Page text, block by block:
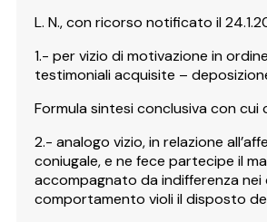
L. N., con ricorso notificato il
1.- per vizio di motivazione in
testimoniali acquisite –
Formula sintesi conclusiva con
2.- analogo vizio, in relazione
coniugale, e ne fece partecipe il
accompagnato da indifferenza nei
comportamento violi il disposto